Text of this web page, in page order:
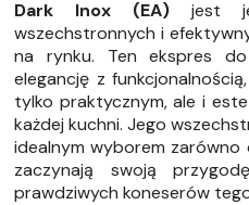
Dark Inox (EA) jest
wszechstronnych i
na rynku. Ten ekspres
elegancję z
tylko praktycznym, ale i
każdej kuchni. Jego
idealnym wyborem
zaczynają swoją
prawdziwych koneserów